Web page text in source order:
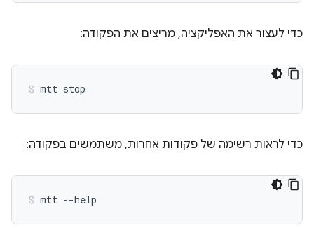
כדי לעצור את האפליקציה, מריצים את הפקודה:
כדי לראות רשימה של פקודות אחרות, משתמשים בפקודה: